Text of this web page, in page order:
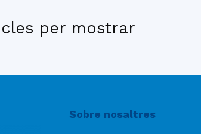
per mostrar
Sobre nosaltres